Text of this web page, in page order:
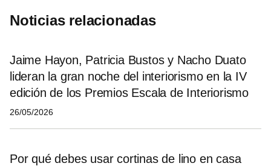
Noticias relacionadas
Jaime Hayon, Patricia Bustos y Nacho Duato
lideran la gran noche del interiorismo en la IV
edición de los Premios Escala de Interiorismo
26/05/2026
Por qué debes usar cortinas de lino en casa